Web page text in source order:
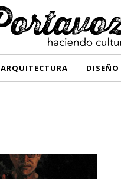
ARQUITECTURA DISEÑO